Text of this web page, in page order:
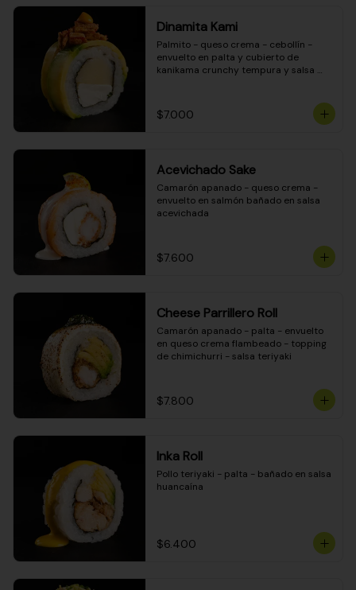
Dinamita Kami
Palmito - queso crema - cebollín -
envuelto en palta y cubierto de
kanikama crunchy tempura y salsa
$7.000
Acevichado Sake
Camarón apanado - queso crema -
envuelto en salmón bañado en salsa
acevichada
$7.600
Cheese Parrillero Roll
Camarón apanado - palta - envuelto
en queso crema flambeado - topping
de chimichurri - salsa teriyaki
$7.800
Inka Roll
Pollo teriyaki - palta - bañado en salsa
huancaína
$6.400